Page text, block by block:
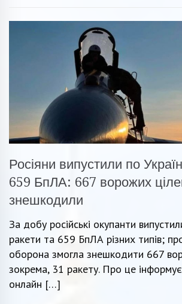
Росіяни випустили по
659 БпЛА: 667 ворожих
знешкодили
За добу російські окупанти
ракети та 659 БпЛА різних типів;
оборона змогла знешкодити 667
зокрема, 31 ракету. Про це
онлайн […]